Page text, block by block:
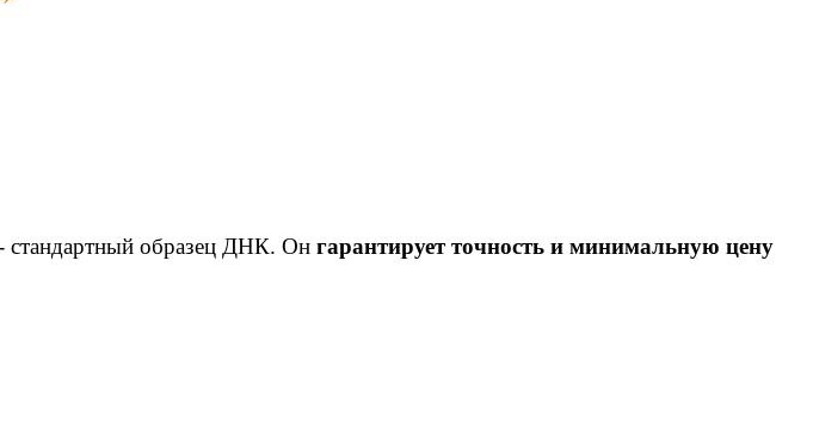
стандартный образец ДНК. Он гарантирует точность и минимальную цену